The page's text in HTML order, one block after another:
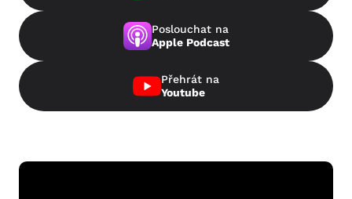
Poslouchat na
Apple Podcast
Přehrát na
Youtube